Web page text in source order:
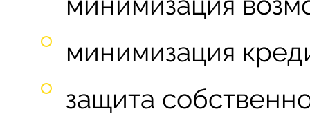
минимизация
защита